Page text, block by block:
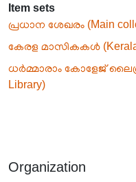
Item sets
പ്രധാന ശേഖരം (Main
കേരള മാസികകൾ (Kerala
ധർമ്മാരാം കോളേജ്
Library)
Organization